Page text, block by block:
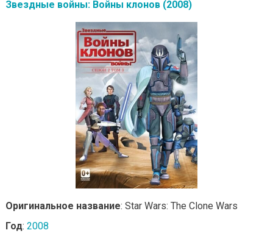
Звездные войны: Войны клонов (2008)
Оригинальное название: Star Wars: The Clone Wars
Год: 2008